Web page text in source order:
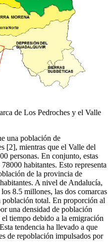
de Los Pedroches y el Valle
una población de
[2], mientras que el Valle del
personas. En conjunto, estas
habitantes. Esto representa
de la provincia de
A nivel de Andalucía,
8.5 millones, las dos comarcas
población total. En proporción al
una densidad de población
tiempo debido a la emigración
tendencia ha llevado a que
de repoblación impulsados por